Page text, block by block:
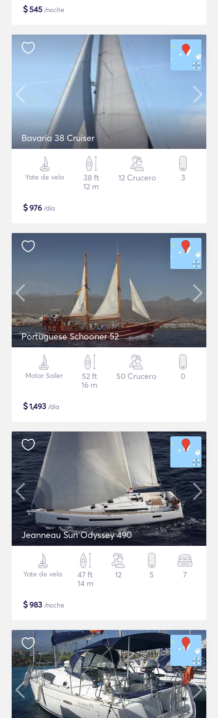
$545 /noche
Bavaria 38 Cruiser
Yate de vela
38 ft
12 m
12 Crucero 3
$976 /día
Portuguese Schooner 52
Motor Sailer
52 ft
16 m
50 Crucero 0
$1,493 /día
Jeanneau Sun Odyssey 490
Yate de vela
47 ft
14 m
12 5 7
$983 /noche